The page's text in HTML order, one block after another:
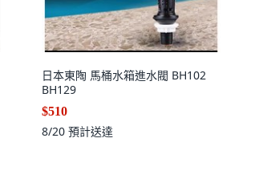
日本東陶 馬桶水箱進水閥 BH102
BH129
$510
8/20 預計送達